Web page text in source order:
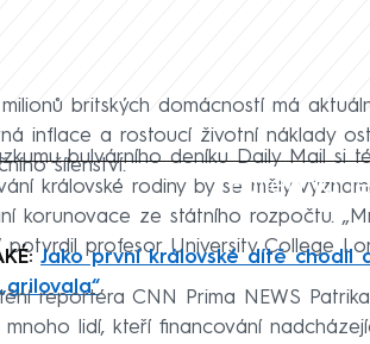
britských domácností má
inflace a rostoucí životní náklady
šílenství.
Failed to
bulvárního deníku Daily Mail si
královské rodiny by se měly
korunovace ze státního rozpočtu.
potvrdil profesor University College
Jako první královské dítě chodil
reportéra CNN Prima NEWS
mnoho lidí, kteří financování